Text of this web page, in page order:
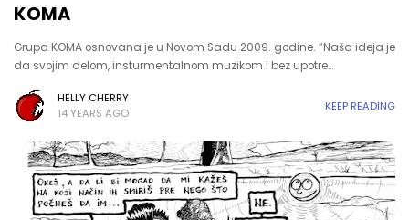
KOMA
Grupa KOMA osnovana je u Novom Sadu 2009. godine. “Naša ideja je
da svojim delom, insturmentalnom muzikom i bez upotre…
HELLY CHERRY
14 YEARS AGO
KEEP READING